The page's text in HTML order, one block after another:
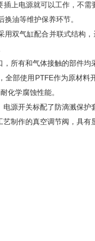
插上电源就可以工作，不
油等维护保养环节。
用双气缸配合并联式结构
所有和气体接触的部件
全部使用PTFE作为原材料
化学腐蚀性能。
源开关标配了防滴溅保护
制作的真空调节阀，具